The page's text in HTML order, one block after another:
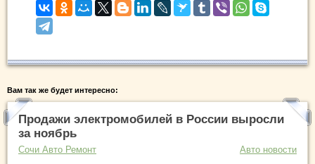
Вам так же будет интересно:
Продажи электромобилей в России выросли
за ноябрь
Сочи Авто Ремонт Авто новости